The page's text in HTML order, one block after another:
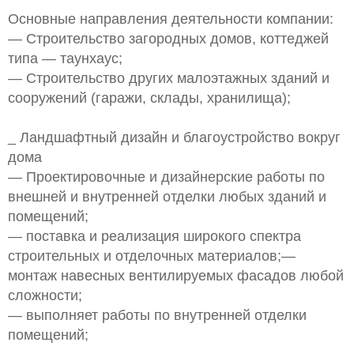
Основные направления деятельности компании:
— Строительство загородных домов, коттеджей
типа — таунхаус;
— Строительство других малоэтажных зданий и
сооружений (гаражи, склады, хранилища);
_ Ландшафтный дизайн и благоустройство вокруг
дома
— Проектировочные и дизайнерские работы по
внешней и внутренней отделки любых зданий и
помещений;
— поставка и реализация широкого спектра
строительных и отделочных материалов;—
монтаж навесных вентилируемых фасадов любой
сложности;
— выполняет работы по внутренней отделки
помещений;